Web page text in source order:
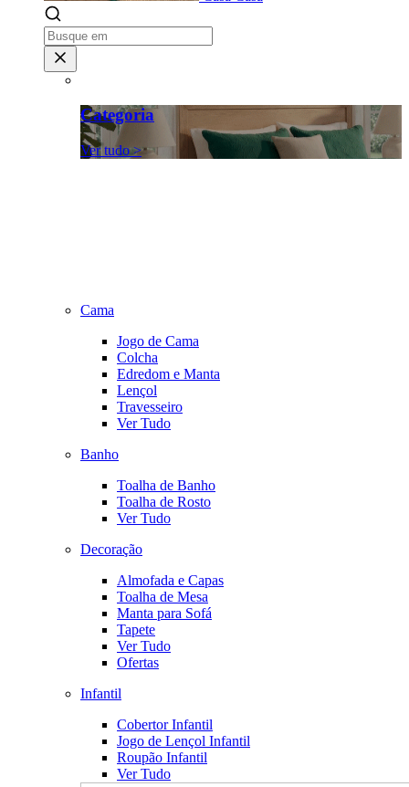
Categoria
Ver tudo >
Cama
Jogo de Cama
Colcha
Edredom e Manta
Lençol
Travesseiro
Ver Tudo
Banho
Toalha de Banho
Toalha de Rosto
Ver Tudo
Decoração
Almofada e Capas
Toalha de Mesa
Manta para Sofá
Tapete
Ver Tudo
Ofertas
Infantil
Cobertor Infantil
Jogo de Lençol Infantil
Roupão Infantil
Ver Tudo